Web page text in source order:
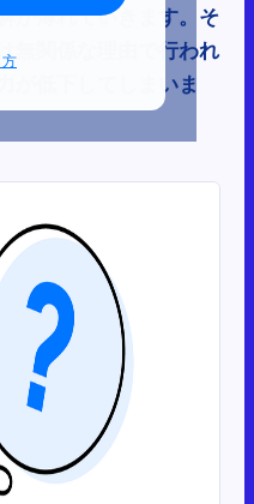
が薄れていきます。そ
無関係な理由で行われ
が低下してしまいま